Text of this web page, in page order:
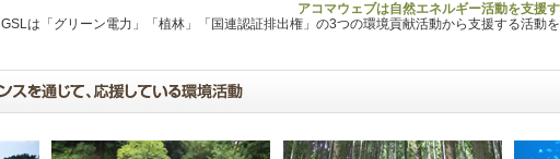
アコマウェブは自然エネルギー活動を支援
GSLは「グリーン電力」「植林」「国連認証排出権」の3つの環境貢献活動から支援する活動を